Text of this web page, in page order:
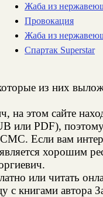
Жаба из
Провокация
Жаба из
Спартак Superstar
из них
на этом сайте
или PDF),
СМС. Если вам
хорошим
или читать
с книгами автора